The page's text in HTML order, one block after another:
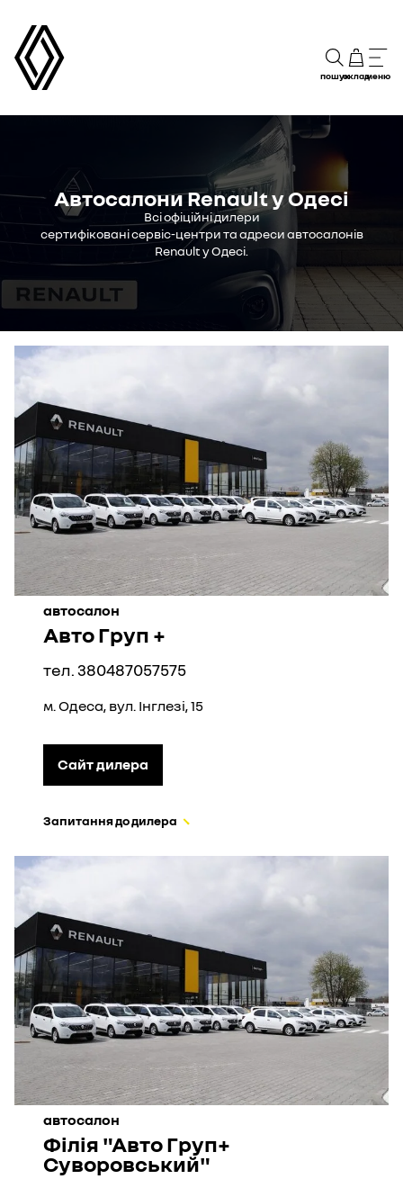
пошукскладменю
Автосалони Renault у Одесі
Всі офіційні дилери
сертифіковані сервіс-центри та адреси автосалонів
Renault у Одесі.
автосалон
Авто Груп +
тел. 380487057575
м. Одеса, вул. Інглезі, 15
Сайт дилера
Запитання до дилера
автосалон
Філія "Авто Груп+
Суворовський"